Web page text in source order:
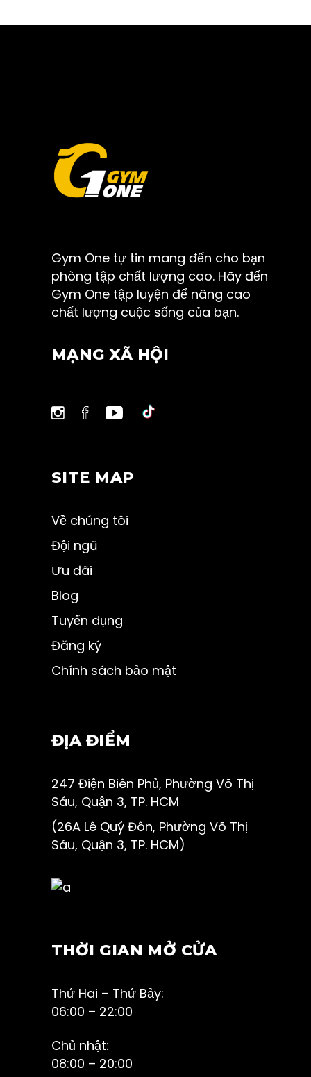
Gym One tự tin mang đến cho bạn
phòng tập chất lượng cao. Hãy đến
Gym One tập luyện để nâng cao
chất lượng cuộc sống của bạn.
MẠNG XÃ HỘI
SITE MAP
Về chúng tôi
Đội ngũ
Ưu đãi
Blog
Tuyển dụng
Đăng ký
Chính sách bảo mật
ĐỊA ĐIỂM
247 Điện Biên Phủ, Phường Võ Thị
Sáu, Quận 3, TP. HCM
(26A Lê Quý Đôn, Phường Võ Thị
Sáu, Quận 3, TP. HCM)
THỜI GIAN MỞ CỬA
Thứ Hai – Thứ Bảy:
06:00 – 22:00
Chủ nhật:
08:00 – 20:00